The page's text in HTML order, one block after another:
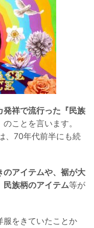
発祥で流行った『民族
のことを言います。
、70年代前半にも続
のアイテムや、裾が大
民族柄のアイテム等が
服をきていたことか